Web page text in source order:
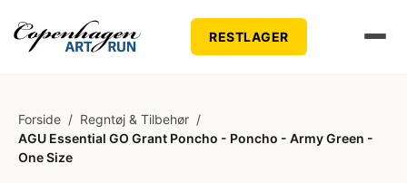
RESTLAGER
Forside / Regntøj & Tilbehør /
AGU Essential GO Grant Poncho - Poncho - Army Green -
One Size